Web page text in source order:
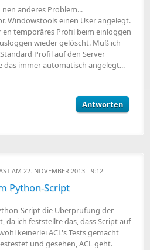
anderes Problem...
Windowstools einen User angelegt.
temporäres Profil beim einloggen
wieder gelöscht. Muß ich
Profil auf den Server
das immer automatisch angelegt...
Antworten
AM 22. NOVEMBER 2013 - 9:12
Python-Script
Script die Überprüfung der
da ich feststellte das, dass Script auf
keinerlei ACL's Tests gemacht
und gesehen, ACL geht.